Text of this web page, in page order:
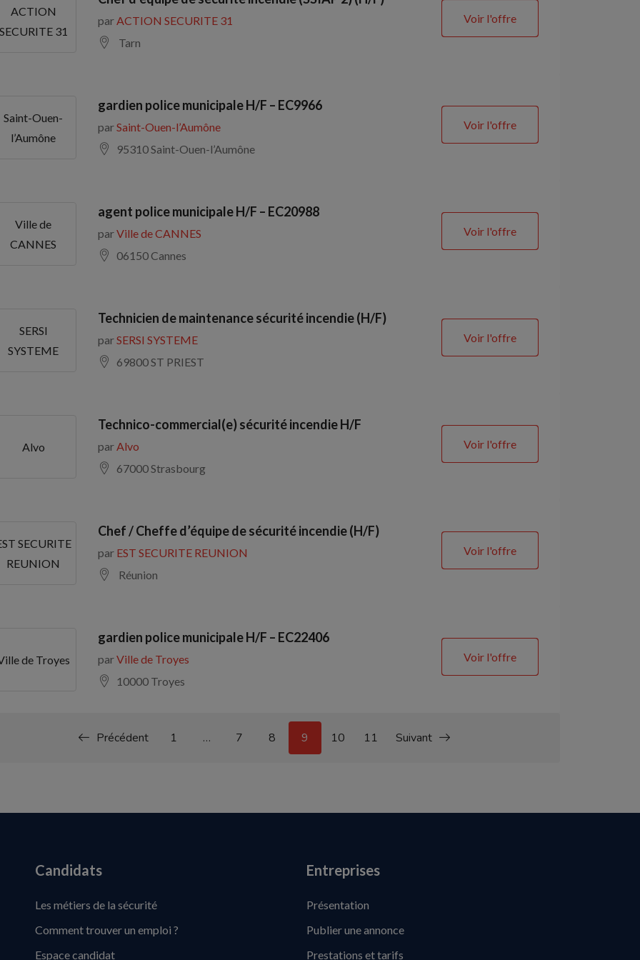
ACTION
SECURITE 31
parACTION SECURITE 31
Tarn
Voir l'offre
Saint-Ouen-
l’Aumône
gardien police municipale H/F – EC9966
parSaint-Ouen-l’Aumône
95310 Saint-Ouen-l’Aumône
Voir l'offre
Ville de
CANNES
agent police municipale H/F – EC20988
parVille de CANNES
06150 Cannes
Voir l'offre
SERSI
SYSTEME
Technicien de maintenance sécurité incendie (H/F)
parSERSI SYSTEME
69800 ST PRIEST
Voir l'offre
Alvo
Technico-commercial(e) sécurité incendie H/F
parAlvo
67000 Strasbourg
Voir l'offre
SECURITE
REUNION
Chef / Cheffe d’équipe de sécurité incendie (H/F)
par EST SECURITE REUNION
Réunion
Voir l'offre
de Troyes
gardien police municipale H/F – EC22406
parVille de Troyes
10000 Troyes
Voir l'offre
Précédent 1 … 7 8 9 10 11 Suivant
Candidats
Les métiers de la sécurité
Comment trouver un emploi ?
Espace candidat
Entreprises
Présentation
Publier une annonce
Prestations et tarifs